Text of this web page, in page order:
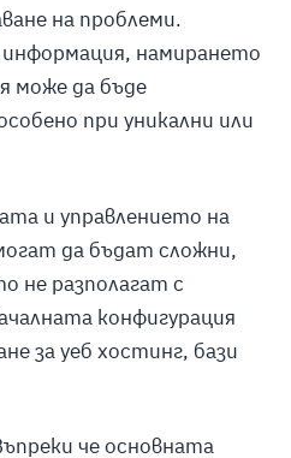
на проблеми.
намирането
може да бъде
при уникални или
и управлението на
да бъдат сложни,
не разполагат с
конфигурация
за уеб хостинг, бази
че основната